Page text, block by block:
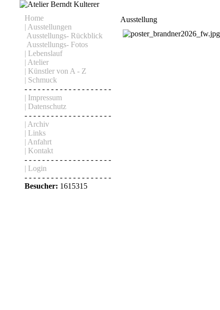
Home
| Ausstellungen
Ausstellungs- Rückblick
Ausstellungs- Fotos
| Lebenslauf
| Atelier
| Künstler von A - Z
| Schmuck
- - - - - - - - - - - - - - - - - - - -
| Impressum
| Datenschutz
- - - - - - - - - - - - - - - - - - - -
| Archiv
| Links
| Anfahrt
| Kontakt
- - - - - - - - - - - - - - - - - - - -
| Login
- - - - - - - - - - - - - - - - - - - -
Besucher: 1615315
Ausstellung